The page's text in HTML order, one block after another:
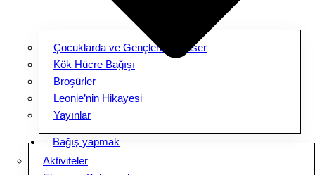
Çocuklarda ve Gençlerde Kanser
Kök Hücre Bağışı
Broşürler
Leonie’nin Hikayesi
Yayınlar
Bağış yapmak
Aktiviteler